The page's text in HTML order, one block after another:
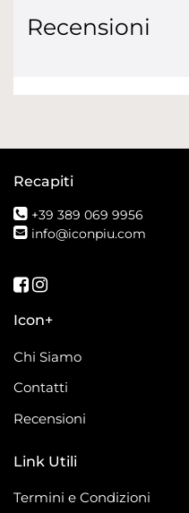
Recensioni
Recapiti
+39 389 069 9956
info@iconpiu.com
Seguici su Facebook
Seguici su Instagram
Icon+
Chi Siamo
Contatti
Recensioni
Link Utili
Termini e Condizioni